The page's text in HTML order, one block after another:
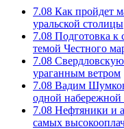
7.08 Как пройдет
уральской столицы
7.08 Подготовка к
темой Честного
7.08
ураганным ветром
7.08 Вадим Шумков
одной набережной
7.08 Нефтяники и
самых